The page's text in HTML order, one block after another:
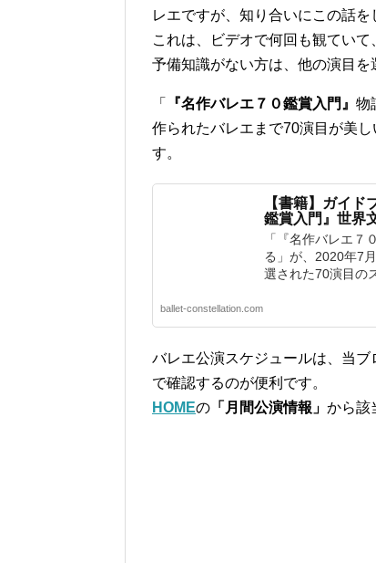
レエですが、知り合いにこの話を
これは、ビデオで何回も観てい
予備知識がない方は、他の演目を
「 『名作バレエ７０鑑賞入門』 物
作られたバレエまで70演目が美
す。
【書籍】ガイド
鑑賞入門』世界
「『名作バレエ７
る」が、2020年7
選された70演目の
ballet-constellation.com
バレエ公演スケジュールは、当
で確認するのが便利です。
HOMEの 「月間公演情報」 から該